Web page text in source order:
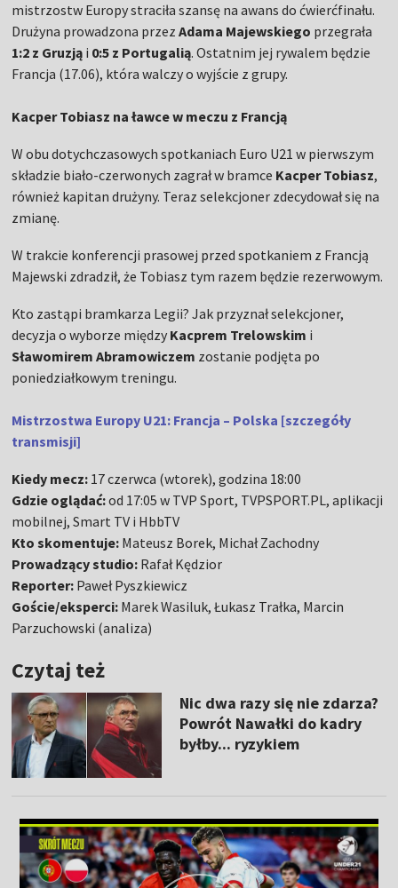
mistrzostw Europy straciła szansę na awans do ćwierćfinału.
Drużyna prowadzona przezAdama Majewskiego przegrała
1:2 z Gruzją i 0:5 z Portugalią. Ostatnim jej rywalem będzie
Francja (17.06), która walczy o wyjście z grupy.
Kacper Tobiasz na ławce w meczu z Francją
W obu dotychczasowych spotkaniach Euro U21 w pierwszym
składzie biało-czerwonych zagrał w bramce Kacper Tobiasz,
również kapitan drużyny. Teraz selekcjoner zdecydował się na
zmianę.
W trakcie konferencji prasowej przed spotkaniem z Francją
Majewski zdradził, że Tobiasz tym razem będzie rezerwowym.
Kto zastąpi bramkarza Legii? Jak przyznał selekcjoner,
decyzja o wyborze między Kacprem Trelowskim i
Sławomirem Abramowiczem zostanie podjęta po
poniedziałkowym treningu.
Mistrzostwa Europy U21: Francja – Polska [szczegóły
transmisji]
Kiedy mecz: 17 czerwca (wtorek), godzina 18:00
Gdzie oglądać:od 17:05 w TVP Sport, TVPSPORT.PL, aplikacji
mobilnej, Smart TV i HbbTV
Kto skomentuje: Mateusz Borek, Michał Zachodny
Prowadzący studio: Rafał Kędzior
Reporter: Paweł Pyszkiewicz
Goście/eksperci: Marek Wasiluk, Łukasz Trałka, Marcin
Parzuchowski (analiza)
Czytaj też
Nic dwa razy się nie zdarza?
Powrót Nawałki do kadry
byłby... ryzykiem